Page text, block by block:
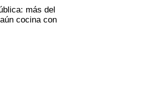
más del
cocina con